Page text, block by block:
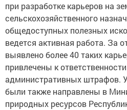
при разработке карьеров на
сельскохозяйственного
общедоступных полезных
ведется активная работа. За
выявлено более 40 таких
привлечены к
административных штрафов.
были также направлены в
природных ресурсов